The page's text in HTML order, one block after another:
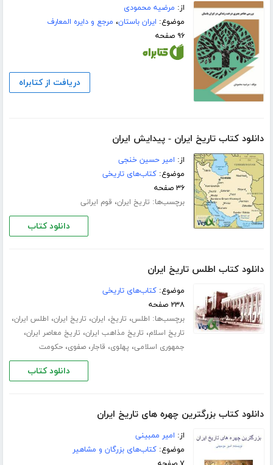
از: مرضیه محمودی
موضوع: ایران باستان، مرجع و دایره المعارف
۹۶ صفحه
دریافت از کتابراه
دانلود کتاب تاریخ ایران - پیدایش ایران
از: امیر حسین خنجی
موضوع:کتاب‌های تاریخی
۳۶ صفحه
برچسب‌ها: تاریخ ایران، قوم ایرانی
دانلود کتاب
دانلود کتاب اطلس تاریخ ایران
موضوع:کتاب‌های تاریخی
۲۳۸ صفحه
برچسب‌ها: اطلس، تاریخ، ایران، تاریخ ایران، اطلس ایران،
تاریخ اسلام، تاریخ مذاهب ایران، تاریخ معاصر ایران،
جمهوری اسلامی، پهلوی، قاجار،صفوی،حکومت
دانلود کتاب
دانلود کتاب بزرگترین چهره های تاریخ ایران
از: امیر ممبینی
موضوع:کتاب‌های بزرگان و مشاهیر